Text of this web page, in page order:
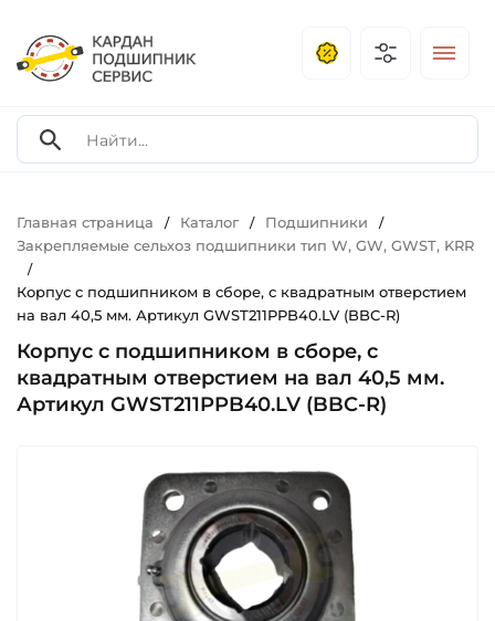
Главная страница / Каталог / Подшипники /
Закрепляемые сельхоз подшипники тип W, GW, GWST, KRR
/
Корпус c подшипником в сборе, с квадратным отверстием
на вал 40,5 мм. Артикул GWST211PPB40.LV (BBC-R)
Корпус c подшипником в сборе, с
квадратным отверстием на вал 40,5 мм.
Артикул GWST211PPB40.LV (BBC-R)